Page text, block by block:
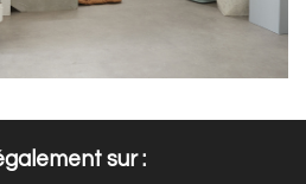
sur :